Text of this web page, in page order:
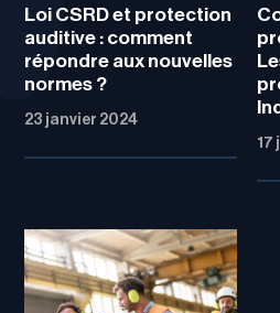
Loi CSRD et protection
auditive : comment
répondre aux nouvelles
normes ?
23 janvier 2024
17